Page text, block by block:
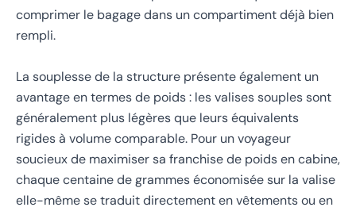
comprimer le bagage dans un compartiment déjà bien
rempli.
La souplesse de la structure présente également un
avantage en termes de poids : les valises souples sont
généralement plus légères que leurs équivalents
rigides à volume comparable. Pour un voyageur
soucieux de maximiser sa franchise de poids en cabine,
chaque centaine de grammes économisée sur la valise
elle-même se traduit directement en vêtements ou en